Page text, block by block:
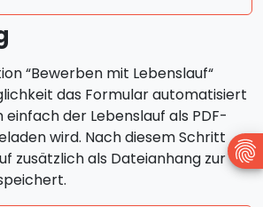
“Bewerben mit Lebenslauf“
das Formular automatisiert
einfach der Lebenslauf als PDF-
wird. Nach diesem Schritt
zusätzlich als Dateianhang zur